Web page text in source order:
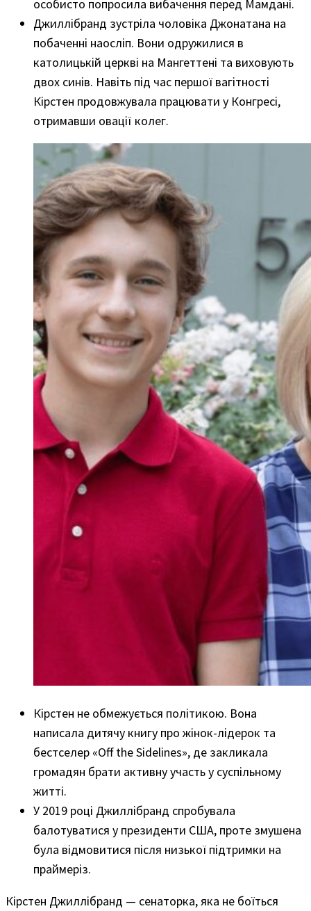
особисто попросила вибачення перед Мамдані.
Джиллібранд зустріла чоловіка Джонатана на
побаченні наосліп. Вони одружилися в
католицькій церкві на Мангеттені та виховують
двох синів. Навіть під час першої вагітності
Кірстен продовжувала працювати у Конгресі,
отримавши овації колег.
Кірстен не обмежується політикою. Вона
написала дитячу книгу про жінок-лідерок та
бестселер «Off the Sidelines», де закликала
громадян брати активну участь у суспільному
житті.
У 2019 році Джиллібранд спробувала
балотуватися у президенти США, проте змушена
була відмовитися після низької підтримки на
праймеріз.
Кірстен Джиллібранд — сенаторка, яка не боїться